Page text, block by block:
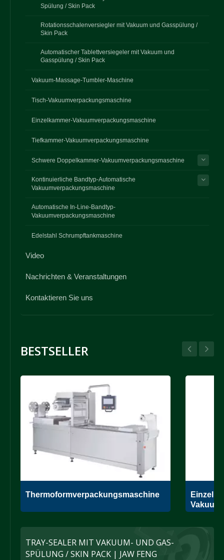
Spülung / Skin Pack
Rotationsschalenversiegler mit Vakuum und Gasspülung /
Skin Pack
Automatischer Tablettversiegeler mit Vakuum und
Gasspülung / Skin Pack
Vakuum-Massage-Tumbler-Maschine
Tisch-Vakuumverpackungsmaschine
Einzelkammer-Vakuumverpackungsmaschine
Tiefkammer-Vakuumverpackungsmaschine
Schwere Doppelkammer-Vakuumverpackungsmaschine
Kontinuierliche Bandtyp-Automatische
Vakuumverpackungsmaschine
Automatische In-Line-Bandtyp-
Vakuumverpackungsmaschine
Edelstahl Schrumpftankmaschine
Video
Nachrichten & Veranstaltungen
Kontaktieren Sie uns
BESTSELLER
Thermoformverpackungsmaschine
TRAY-SEALER MIT VAKUUM- UND GAS-
SPÜLUNG / SKIN PACK | JAW FENG